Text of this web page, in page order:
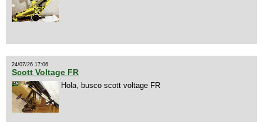
24/07/26 17:06
Scott Voltage FR
Hola, busco scott voltage FR